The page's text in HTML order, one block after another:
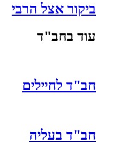
ביקור אצל הרבי
עוד בחב"ד
חב"ד לחיילים
חב"ד בעליה